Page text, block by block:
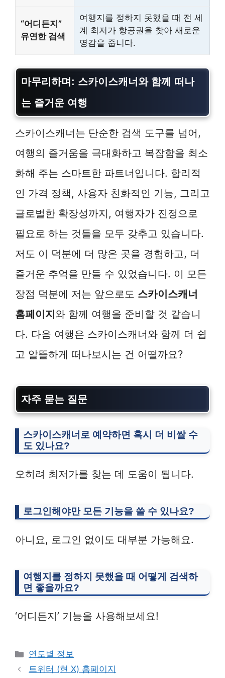
“어디든지”
유연한 검색
여행지를 정하지 못했을 때 전 세
계 최저가 항공권을 찾아 새로운
영감을 줍니다.
마무리하며: 스카이스캐너와 함께 떠나
는 즐거운 여행
스카이스캐너는 단순한 검색 도구를 넘어,
여행의 즐거움을 극대화하고 복잡함을 최소
화해 주는 스마트한 파트너입니다. 합리적
인 가격 정책, 사용자 친화적인 기능, 그리고
글로벌한 확장성까지, 여행자가 진정으로
필요로 하는 것들을 모두 갖추고 있습니다.
저도 이 덕분에 더 많은 곳을 경험하고, 더
즐거운 추억을 만들 수 있었습니다. 이 모든
장점 덕분에 저는 앞으로도 스카이스캐너
홈페이지와 함께 여행을 준비할 것 같습니
다. 다음 여행은 스카이스캐너와 함께 더 쉽
고 알뜰하게 떠나보시는 건 어떨까요?
자주 묻는 질문
스카이스캐너로 예약하면 혹시 더 비쌀 수
도 있나요?
오히려 최저가를 찾는 데 도움이 됩니다.
로그인해야만 모든 기능을 쓸 수 있나요?
아니요, 로그인 없이도 대부분 가능해요.
여행지를 정하지 못했을 때 어떻게 검색하
면 좋을까요?
‘어디든지’ 기능을 사용해보세요!
Categories
연도별 정보
트위터 (현 X) 홈페이지